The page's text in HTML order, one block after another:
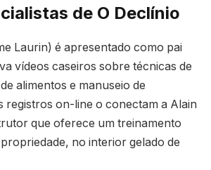
de O Declínio
Laurin) é apresentado como pai
vídeos caseiros sobre técnicas de
alimentos e manuseio de
registros on-line o conectam a Alain
que oferece um treinamento
no interior gelado de